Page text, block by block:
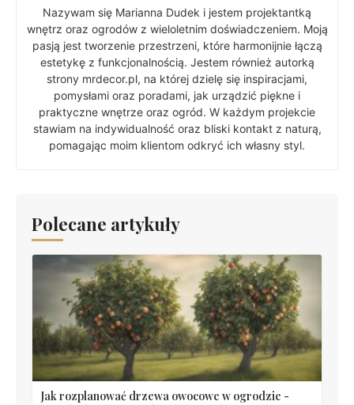
Nazywam się Marianna Dudek i jestem projektantką
wnętrz oraz ogrodów z wieloletnim doświadczeniem. Moją
pasją jest tworzenie przestrzeni, które harmonijnie łączą
estetykę z funkcjonalnością. Jestem również autorką
strony mrdecor.pl, na której dzielę się inspiracjami,
pomysłami oraz poradami, jak urządzić piękne i
praktyczne wnętrze oraz ogród. W każdym projekcie
stawiam na indywidualność oraz bliski kontakt z naturą,
pomagając moim klientom odkryć ich własny styl.
Polecane artykuły
Jak rozplanować drzewa owocowe w ogrodzie -